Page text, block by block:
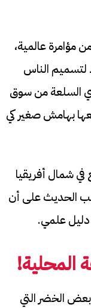
مؤامرة عالمية،
لتسميم الناس
السلعة من سوق
بهامش صغير كي
في شمال أفريقيا
الحديث على أن
علمي.
المحلية!
فقط على بعض الخضر التي